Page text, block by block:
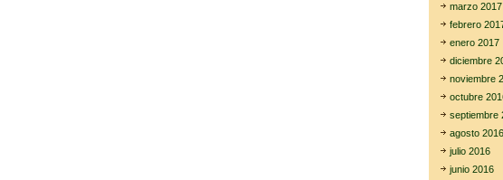
marzo 2017
febrero
enero 2017
diciembre
noviembre
octubre
septiembre
agosto 2016
julio 2016
junio 2016